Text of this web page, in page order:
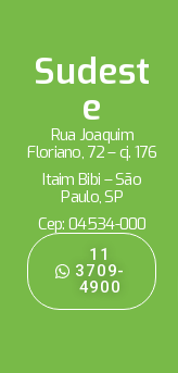
Sudest
e
Rua Joaquim
Floriano, 72 – cj. 176
Itaim Bibi – São
Paulo, SP
Cep: 04534-000
11
3709-
4900